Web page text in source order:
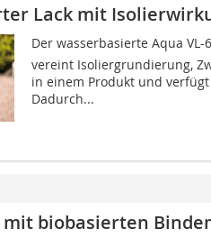
Lack mit
Der wasserbasierte Aqua
vereint Isoliergrundierung,
in einem Produkt und
Dadurch...
mit biobasierten